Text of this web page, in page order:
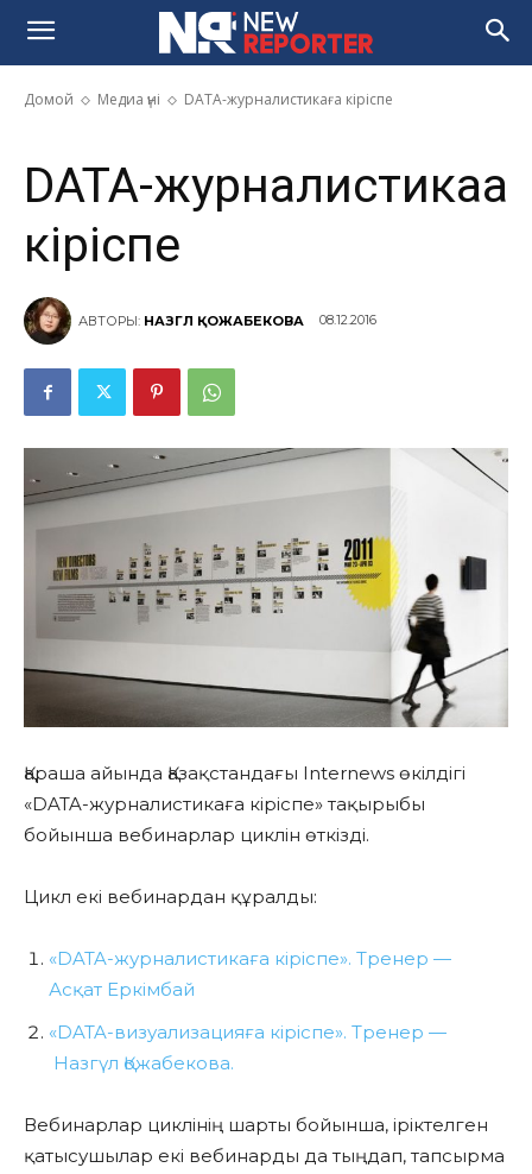
Домой Медиа үні DATA-журналистикаға кіріспе
DATA-журналистикаға кіріспе
DATA-журналистикаға
кіріспе
АВТОРЫ: НАЗГҮЛ ҚОЖАБЕКОВА 08.12.2016
Қараша айында Қазақстандағы Internews өкілдігі
«DATA-журналистикаға кіріспе» тақырыбы
бойынша вебинарлар циклін өткізді.
Цикл екі вебинардан құралды:
«DATA-журналистикаға кіріспе». Тренер —
Асқат Еркімбай
«DATA-визуализацияға кіріспе». Тренер —
Назгүл Қожабекова.
Вебинарлар циклінің шарты бойынша, іріктелген
қатысушылар екі вебинарды да тыңдап, тапсырма